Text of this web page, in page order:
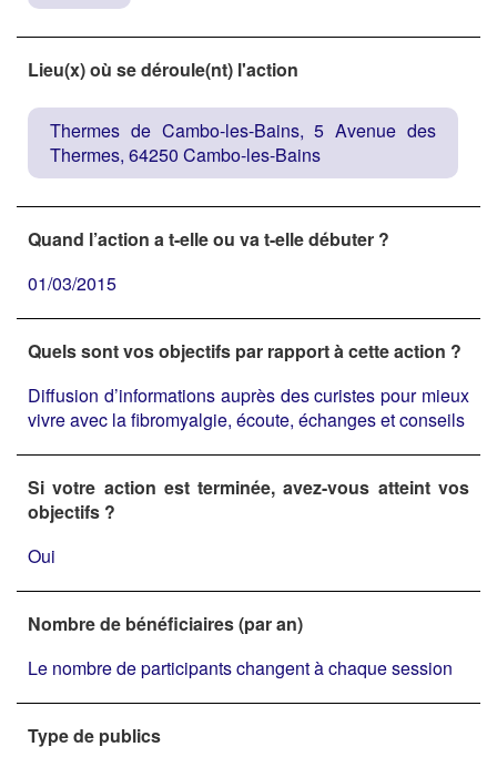
Lieu(x) où se déroule(nt) l'action
Thermes de Cambo-les-Bains, 5 Avenue des
Thermes, 64250 Cambo-les-Bains
Quand l’action a t-elle ou va t-elle débuter ?
01/03/2015
Quels sont vos objectifs par rapport à cette action ?
Diffusion d’informations auprès des curistes pour mieux
vivre avec la fibromyalgie, écoute, échanges et conseils
Si votre action est terminée, avez-vous atteint vos
objectifs ?
Oui
Nombre de bénéficiaires (par an)
Le nombre de participants changent à chaque session
Type de publics